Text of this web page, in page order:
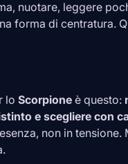
nuotare, leggere
forma di centratura.
lo Scorpione è questo:
e scegliere con
non in